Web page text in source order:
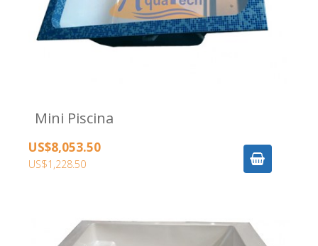
Mini Piscina
US$8,053.50
US$1,228.50